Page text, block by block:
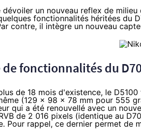
un nouveau reflex de
fonctionnalités héritées du
contre, il intègre un nouveau
de fonctionnalités du
de 18 mois d'existence, le
(129 x 98 x 78 mm pour 555
qui a été renouvellé avec un
de 2 016 pixels (identique au
Pour rappel, ce dernier permet de